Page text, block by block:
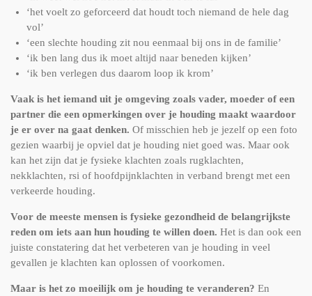
‘het voelt zo geforceerd dat houdt toch niemand de hele dag
vol’
‘een slechte houding zit nou eenmaal bij ons in de familie’
‘ik ben lang dus ik moet altijd naar beneden kijken’
‘ik ben verlegen dus daarom loop ik krom’
Vaak is het iemand uit je omgeving zoals vader, moeder of een
partner die een opmerkingen over je houding maakt waardoor
je er over na gaat denken. Of misschien heb je jezelf op een foto
gezien waarbij je opviel dat je houding niet goed was. Maar ook
kan het zijn dat je fysieke klachten zoals rugklachten,
nekklachten, rsi of hoofdpijnklachten in verband brengt met een
verkeerde houding.
Voor de meeste mensen is fysieke gezondheid de belangrijkste
reden om iets aan hun houding te willen doen. Het is dan ook een
juiste constatering dat het verbeteren van je houding in veel
gevallen je klachten kan oplossen of voorkomen.
Maar is het zo moeilijk om je houding te veranderen? En